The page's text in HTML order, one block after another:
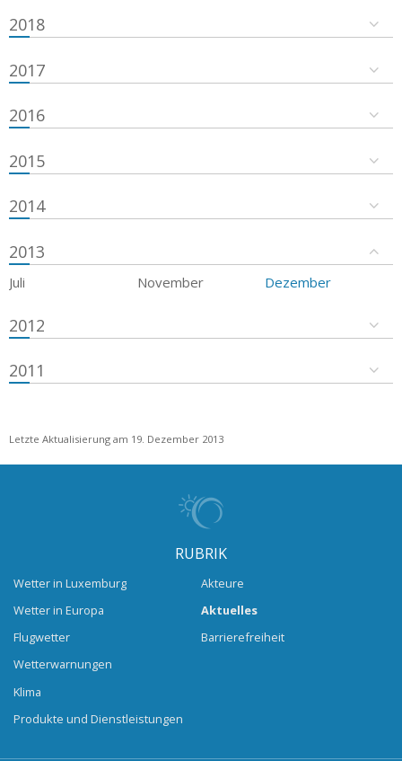
2018
2017
2016
2015
2014
2013
Juli November Dezember
2012
2011
Letzte Aktualisierung am 19. Dezember 2013
RUBRIK
Wetter in Luxemburg
Wetter in Europa
Flugwetter
Wetterwarnungen
Klima
Produkte und Dienstleistungen
Akteure
Aktuelles
Barrierefreiheit